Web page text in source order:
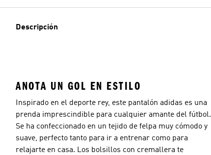
Descripción
ANOTA UN GOL EN ESTILO
Inspirado en el deporte rey, este pantalón adidas es una
prenda imprescindible para cualquier amante del fútbol.
Se ha confeccionado en un tejido de felpa muy cómodo y
suave, perfecto tanto para ir a entrenar como para
relajarte en casa. Los bolsillos con cremallera te